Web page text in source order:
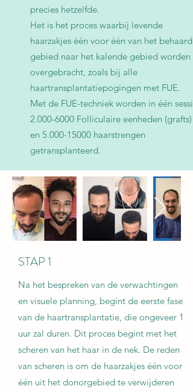
precies hetzelfde.
Het is het proces waarbij levende
haarzakjes één voor één van het behaarde
gebied naar het kalende gebied worden
overgebracht, zoals bij alle
haartransplantatiepogingen met FUE.
Met de FUE-techniek worden in één sessie
2.000-6000 Folliculaire eenheden (grafts)
en 5.000-15000 haarstrengen
getransplanteerd.
STAP 1
Na het bespreken van de verwachtingen
en visuele planning, begint de eerste fase
van de haartransplantatie, die ongeveer 1
uur zal duren. Dit proces begint met het
scheren van het haar in de nek. De reden
van scheren is om de haarzakjes één voor
één uit het donorgebied te verwijderen